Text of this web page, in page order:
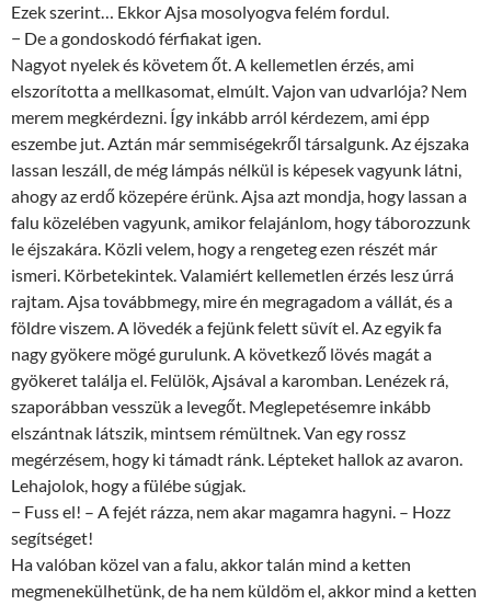
Ezek szerint… Ekkor Ajsa mosolyogva felém fordul.
− De a gondoskodó férfiakat igen.
Nagyot nyelek és követem őt. A kellemetlen érzés, ami
elszorította a mellkasomat, elmúlt. Vajon van udvarlója? Nem
merem megkérdezni. Így inkább arról kérdezem, ami épp
eszembe jut. Aztán már semmiségekről társalgunk. Az éjszaka
lassan leszáll, de még lámpás nélkül is képesek vagyunk látni,
ahogy az erdő közepére érünk. Ajsa azt mondja, hogy lassan a
falu közelében vagyunk, amikor felajánlom, hogy táborozzunk
le éjszakára. Közli velem, hogy a rengeteg ezen részét már
ismeri. Körbetekintek. Valamiért kellemetlen érzés lesz úrrá
rajtam. Ajsa továbbmegy, mire én megragadom a vállát, és a
földre viszem. A lövedék a fejünk felett süvít el. Az egyik fa
nagy gyökere mögé gurulunk. A következő lövés magát a
gyökeret találja el. Felülök, Ajsával a karomban. Lenézek rá,
szaporábban vesszük a levegőt. Meglepetésemre inkább
elszántnak látszik, mintsem rémültnek. Van egy rossz
megérzésem, hogy ki támadt ránk. Lépteket hallok az avaron.
Lehajolok, hogy a fülébe súgjak.
− Fuss el! – A fejét rázza, nem akar magamra hagyni. – Hozz
segítséget!
Ha valóban közel van a falu, akkor talán mind a ketten
megmenekülhetünk, de ha nem küldöm el, akkor mind a ketten